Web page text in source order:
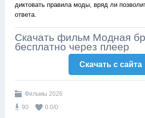
диктовать правила моды, вряд ли
ответа.
Скачать фильм Модная
бесплатно через плеер
Скачать c сайта
Фильмы 2026
90
0.0/0